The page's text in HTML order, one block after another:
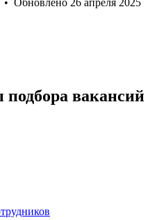
вакансий